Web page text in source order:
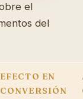
el
del
EFECTO EN
CONVERSIÓN